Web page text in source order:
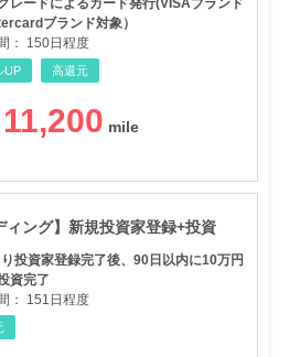
ブランド対象）
：
150日程度
UP 高還元
11,200
ィング】新規投資家登録+投資
投資家登録完了後、90日以内に10万円
資完了
：
151日程度